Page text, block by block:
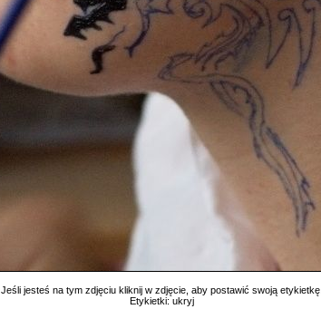
Jeśli jesteś na tym zdjęciu kliknij w zdjęcie, aby postawić swoją etykietkę.
Etykietki: ukryj